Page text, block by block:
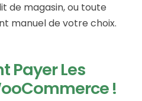
de magasin, ou toute
manuel de votre choix.
Payer Les
!